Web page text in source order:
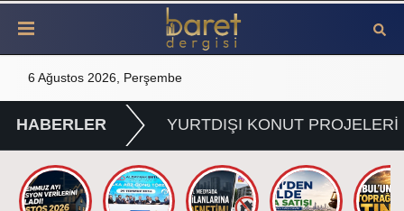
6 Ağustos 2026, Perşembe
HABERLER YURTDIŞI KONUT PROJELERİ